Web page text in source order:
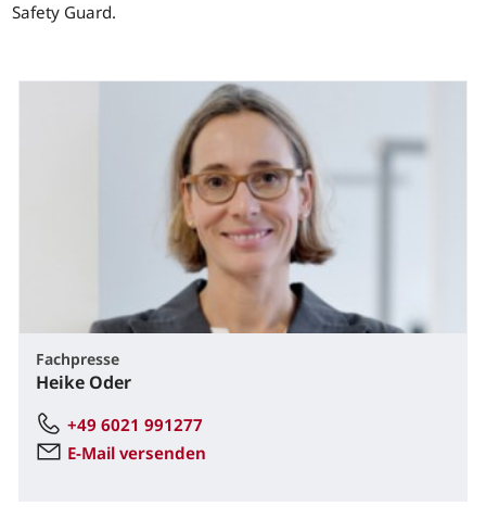
Safety Guard.
Fachpresse
Heike Oder
+49 6021 991277
E-Mail versenden